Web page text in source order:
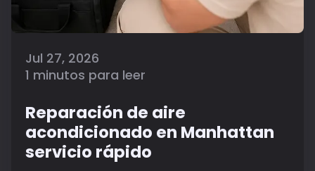
Jul 27, 2026
1 minutos para leer
Reparación de aire
acondicionado en Manhattan
servicio rápido